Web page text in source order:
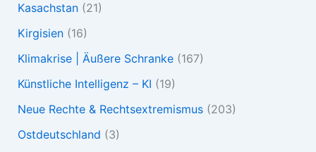
Kasachstan(21)
Kirgisien(16)
Klimakrise | Äußere Schranke(167)
Künstliche Intelligenz – KI (19)
Neue Rechte & Rechtsextremismus(203)
Ostdeutschland (3)